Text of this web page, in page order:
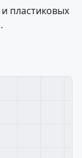
пластиковых